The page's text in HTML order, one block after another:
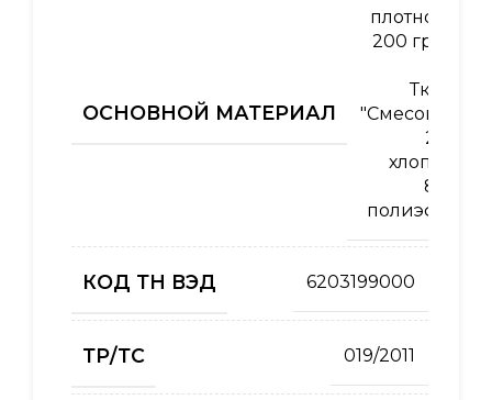
ОСНОВНОЙ МАТЕРИАЛ
плотность
200 гр/м2
Ткань
"Смесовая"
20%
хлопок /
80%
полиэфир
КОД ТН ВЭД 6203199000
ТР/ТС 019/2011